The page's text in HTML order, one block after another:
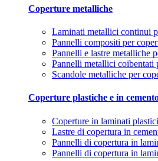
Coperture metalliche
Laminati metallici continui
Pannelli compositi per
Pannelli e lastre metalliche
Pannelli metallici coibentati
Scandole metalliche per
Coperture plastiche e in
Coperture in laminati
Lastre di copertura in
Pannelli di copertura in
Pannelli di copertura in